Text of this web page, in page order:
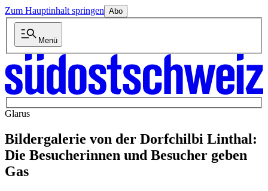
Zum Hauptinhalt springen Abo
Menü
Glarus
Bildergalerie von der Dorfchilbi Linthal:
Die Besucherinnen und Besucher geben
Gas